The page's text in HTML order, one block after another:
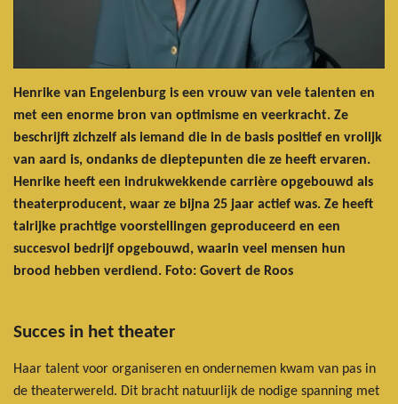
Henrike van Engelenburg is een vrouw van vele talenten en
met een enorme bron van optimisme en veerkracht. Ze
beschrijft zichzelf als iemand die in de basis positief en vrolijk
van aard is, ondanks de dieptepunten die ze heeft ervaren.
Henrike heeft een indrukwekkende carrière opgebouwd als
theaterproducent, waar ze bijna 25 jaar actief was. Ze heeft
talrijke prachtige voorstellingen geproduceerd en een
succesvol bedrijf opgebouwd, waarin veel mensen hun
brood hebben verdiend. Foto: Govert de Roos
Succes in het theater
Haar talent voor organiseren en ondernemen kwam van pas in
de theaterwereld. Dit bracht natuurlijk de nodige spanning met